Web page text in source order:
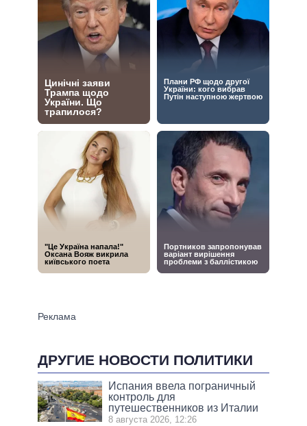
ДРУГИЕ НОВОСТИ ПОЛИТИКИ
Испания ввела пограничный
контроль для
путешественников из Италии
8 августа 2026, 12:26